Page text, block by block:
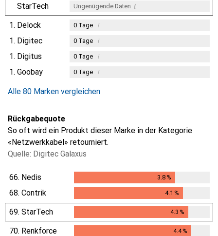
StarTech Ungenügende Daten i
1. Delock 0Tage i
1. Digitec 0Tage i
1. Digitus 0Tage i
1. Goobay 0Tage i
Alle 80 Marken vergleichen
Rückgabequote
So oft wird ein Produkt dieser Marke in der Kategorie
«Netzwerkkabel» retourniert.
Quelle: Digitec Galaxus
66. Nedis 3.8%
68. Contrik 4.1 %
69. StarTech 4.3 %
4.3%
70. Renkforce 4.4%